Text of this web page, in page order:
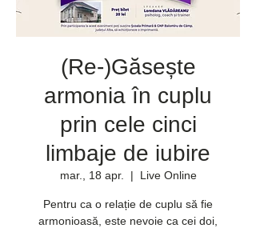
(Re-)Găsește
armonia în cuplu
prin cele cinci
limbaje de iubire
mar., 18 apr.
  |
Live Online
Pentru ca o relație de cuplu să fie
armonioasă, este nevoie ca cei doi,